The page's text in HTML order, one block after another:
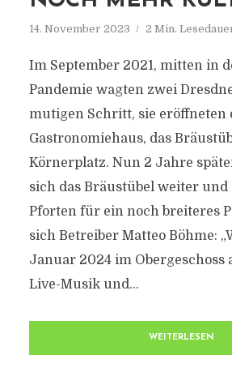
14. November 2023 2 Min.
Im September 2021, mitten in
Pandemie wagten zwei
mutigen Schritt, sie
Gastronomiehaus, das
Körnerplatz. Nun 2 Jahre
sich das Bräustübel weiter und
Pforten für ein noch breiteres
sich Betreiber Matteo Böhme:
Januar 2024 im
Live-Musik und...
WEITERLESEN